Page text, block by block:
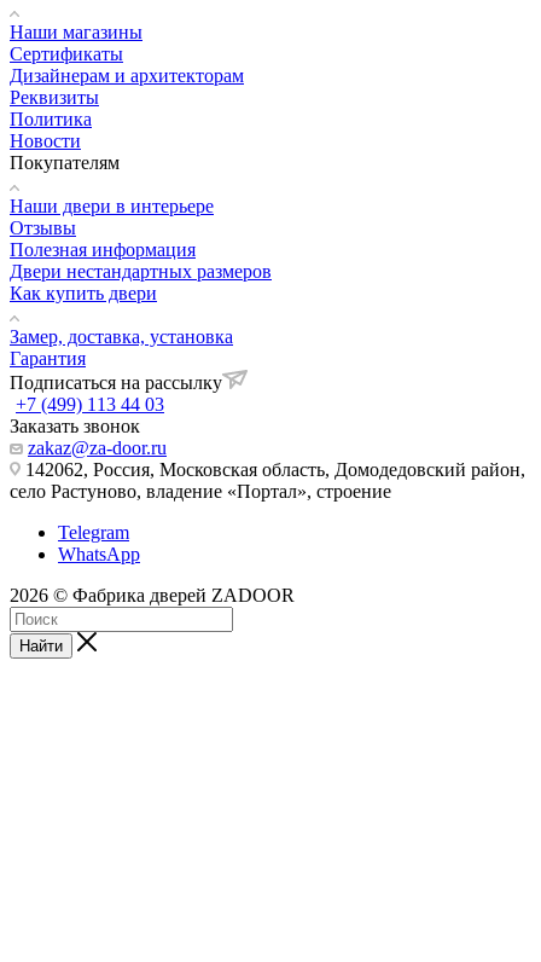
Наши магазины
Сертификаты
Дизайнерам и архитекторам
Реквизиты
Политика
Новости
Покупателям
Наши двери в интерьере
Отзывы
Полезная информация
Двери нестандартных размеров
Как купить двери
Замер, доставка, установка
Гарантия
Подписаться на рассылку
+7 (499) 113 44 03
Заказать звонок
zakaz@za-door.ru
142062, Россия, Московская область, Домодедовский район,
село Растуново, владение «Портал», строение
Telegram
WhatsApp
2026 © Фабрика дверей ZADOOR
Найти